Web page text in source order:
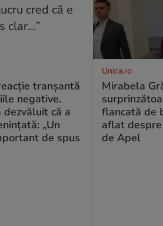
tranșantă
negative.
că a
„Un
de spus
Unica.ro
Mirabela
flancată de
aflat
de Apel